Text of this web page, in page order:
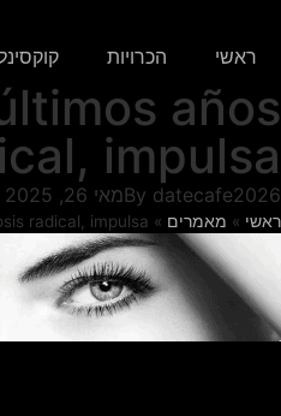
ראשי הכרויות
años
impulsa
By datecafe2026 מאי 26, 2025
ראשי » מאמרים »
radical, impulsa